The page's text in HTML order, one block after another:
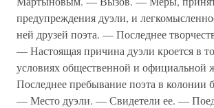
предупреждения дуэли, и
ней друзей поэта. — Последнее
— Настоящая причина дуэли кроется в
условиях общественной и
Последнее пребывание поэта в колонии
— Место дуэли. — Свидетели ее. —